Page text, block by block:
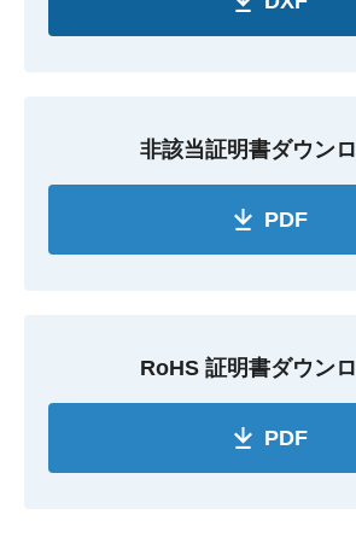
非該当証明書ダウン
PDF
RoHS 証明書ダウン
PDF